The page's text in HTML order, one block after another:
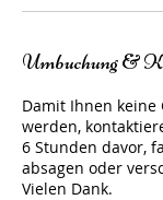
Umbuchung &
Damit Ihnen
werden,
6 Stunden davor,
absagen oder
Vielen Dank.